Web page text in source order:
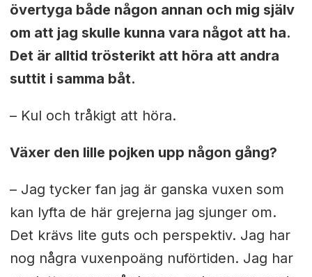
övertyga både någon annan och mig själv
om att jag skulle kunna vara något att ha.
Det är alltid trösterikt att höra att andra
suttit i samma båt.
– Kul och tråkigt att höra.
Växer den lille pojken upp någon gång?
– Jag tycker fan jag är ganska vuxen som
kan lyfta de här grejerna jag sjunger om.
Det krävs lite guts och perspektiv. Jag har
nog några vuxenpoäng nuförtiden. Jag har